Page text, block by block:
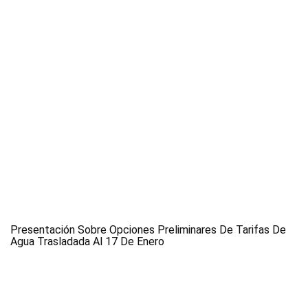
Presentación Sobre Opciones Preliminares De Tarifas De
Agua Trasladada Al 17 De Enero